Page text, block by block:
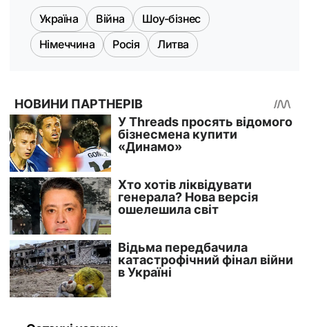
Україна Війна
Шоу-бізнес
Німеччина
Росія Литва